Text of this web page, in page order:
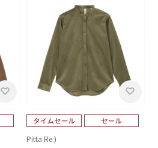
Pitta Re:)